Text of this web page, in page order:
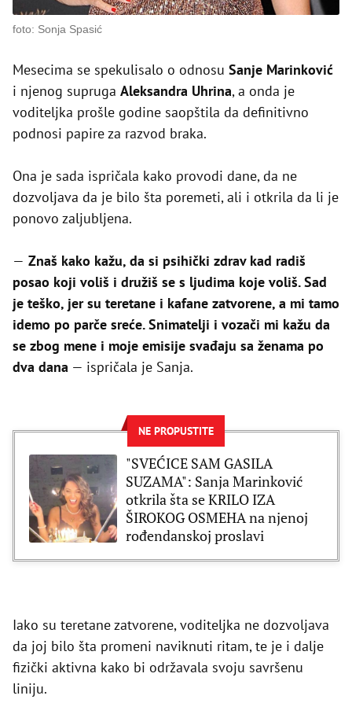
foto: Sonja Spasić
Mesecima se spekulisalo o odnosu Sanje Marinković
i njenog supruga Aleksandra Uhrina, a onda je
voditeljka prošle godine saopštila da definitivno
podnosi papire za razvod braka.
Ona je sada ispričala kako provodi dane, da ne
dozvoljava da je bilo šta poremeti, ali i otkrila da li je
ponovo zaljubljena.
— Znaš kako kažu, da si psihički zdrav kad radiš
posao koji voliš i družiš se s ljudima koje voliš. Sad
je teško, jer su teretane i kafane zatvorene, a mi tamo
idemo po parče sreće. Snimatelji i vozači mi kažu da
se zbog mene i moje emisije svađaju sa ženama po
dva dana — ispričala je Sanja.
NE PROPUSTITE
"SVEĆICE SAM GASILA
SUZAMA": Sanja Marinković
otkrila šta se KRILO IZA
ŠIROKOG OSMEHA na njenoj
rođendanskoj proslavi
Iako su teretane zatvorene, voditeljka ne dozvoljava
da joj bilo šta promeni naviknuti ritam, te je i dalje
fizički aktivna kako bi održavala svoju savršenu
liniju.